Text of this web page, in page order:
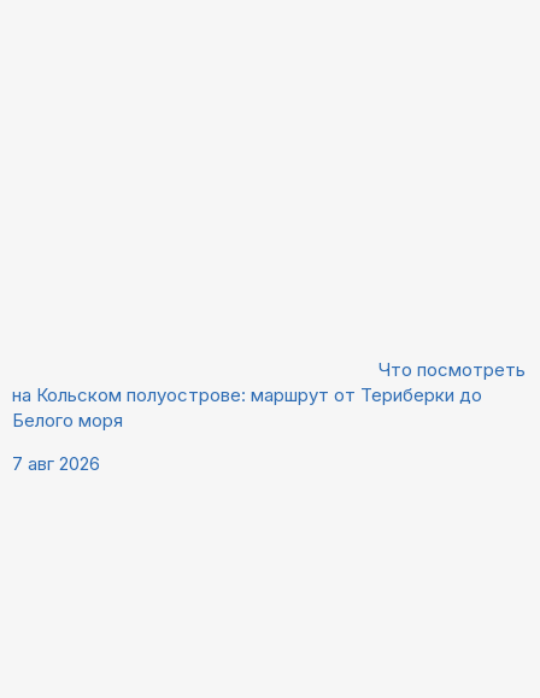
Что посмотреть
на Кольском полуострове: маршрут от Териберки до
Белого моря
7 авг 2026